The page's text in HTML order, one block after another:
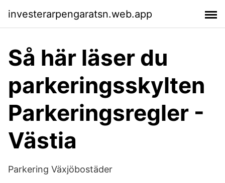
investerarpengaratsn.web.app
Så här läser du
parkeringsskylten
Parkeringsregler -
Västia
Parkering Växjöbostäder